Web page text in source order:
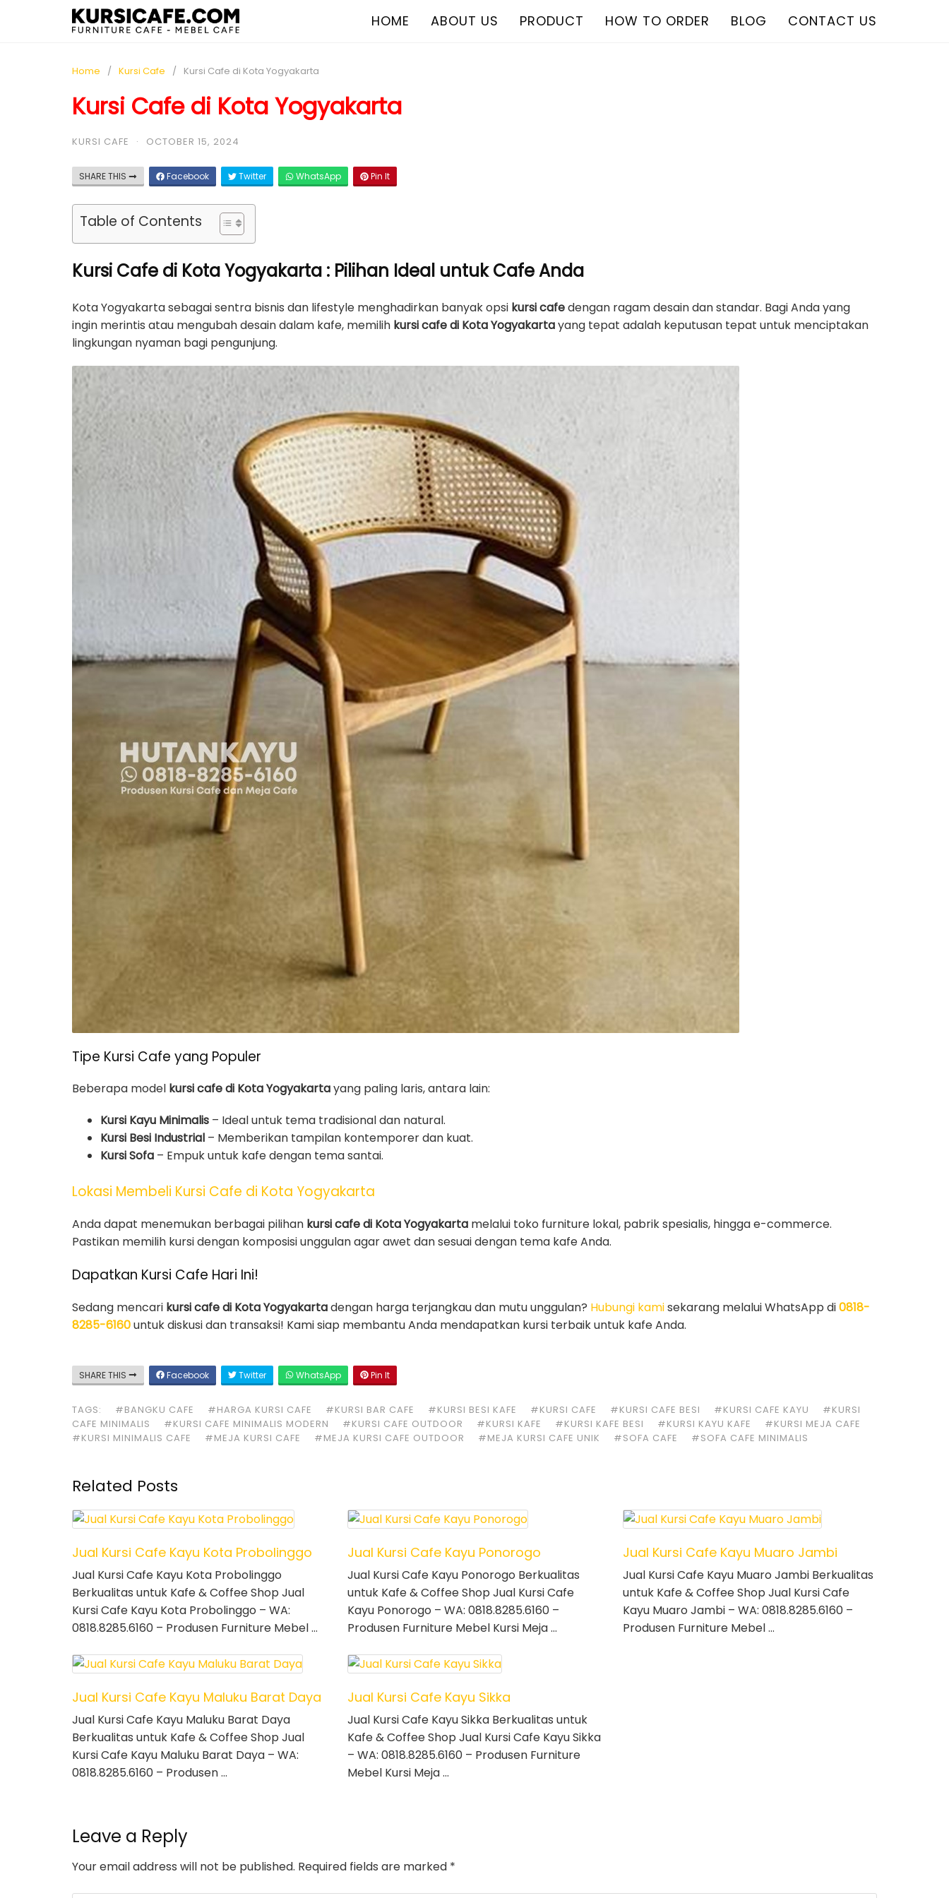
HOME ABOUT US PRODUCT HOW TO ORDER BLOG CONTACT US
Home Kursi Cafe Kursi Cafe di Kota Yogyakarta
Kursi Cafe di Kota Yogyakarta
KURSI CAFE · OCTOBER 15, 2024
SHARE THIS Facebook Twitter WhatsApp Pin It
Table of Contents
Kursi Cafe di Kota Yogyakarta : Pilihan Ideal untuk Cafe Anda
Kota Yogyakarta sebagai sentra bisnis dan lifestyle menghadirkan banyak opsi kursi cafedengan ragam desain dan standar. Bagi Anda yang
ingin merintis atau mengubah desain dalam kafe, memilih kursi cafe di Kota Yogyakartayang tepat adalah keputusan tepat untuk menciptakan
lingkungan nyaman bagi pengunjung.
Tipe Kursi Cafe yang Populer
Beberapa model kursi cafe di Kota Yogyakartayang paling laris, antara lain:
Kursi Kayu Minimalis – Ideal untuk tema tradisional dan natural.
Kursi Besi Industrial – Memberikan tampilan kontemporer dan kuat.
Kursi Sofa – Empuk untuk kafe dengan tema santai.
Lokasi Membeli Kursi Cafe di Kota Yogyakarta
Anda dapat menemukan berbagai pilihan kursi cafe di Kota Yogyakarta melalui toko furniture lokal, pabrik spesialis, hingga e-commerce.
Pastikan memilih kursi dengan komposisi unggulan agar awet dan sesuai dengan tema kafe Anda.
Dapatkan Kursi Cafe Hari Ini!
Sedang mencari kursi cafe di Kota Yogyakartadengan harga terjangkau dan mutu unggulan? Hubungi kamisekarang melalui WhatsApp di0818-
8285-6160untuk diskusi dan transaksi! Kami siap membantu Anda mendapatkan kursi terbaik untuk kafe Anda.
SHARE THIS Facebook Twitter WhatsApp Pin It
TAGS: #BANGKU CAFE #HARGA KURSI CAFE #KURSI BAR CAFE #KURSI BESI KAFE #KURSI CAFE #KURSI CAFE BESI #KURSI CAFE KAYU
#KURSI
CAFE MINIMALIS
#KURSI CAFE MINIMALIS MODERN #KURSI CAFE OUTDOOR #KURSI KAFE #KURSI KAFE BESI #KURSI KAYU KAFE
#KURSI MEJA CAFE
#KURSI MINIMALIS CAFE
#MEJA KURSI CAFE #MEJA KURSI CAFE OUTDOOR #MEJA KURSI CAFE UNIK #SOFA CAFE #SOFA CAFE MINIMALIS
Related Posts
Jual Kursi Cafe Kayu Kota Probolinggo
Jual Kursi Cafe Kayu Kota Probolinggo
Berkualitas untuk Kafe & Coffee Shop Jual
Kursi Cafe Kayu Kota Probolinggo – WA:
0818.8285.6160 – Produsen Furniture Mebel …
Jual Kursi Cafe Kayu Ponorogo
Jual Kursi Cafe Kayu Ponorogo Berkualitas
untuk Kafe & Coffee Shop Jual Kursi Cafe
Kayu Ponorogo – WA: 0818.8285.6160 –
Produsen Furniture Mebel Kursi Meja …
Jual Kursi Cafe Kayu Muaro Jambi
Jual Kursi Cafe Kayu Muaro Jambi Berkualitas
untuk Kafe & Coffee Shop Jual Kursi Cafe
Kayu Muaro Jambi – WA: 0818.8285.6160 –
Produsen Furniture Mebel …
Jual Kursi Cafe Kayu Maluku Barat Daya
Jual Kursi Cafe Kayu Maluku Barat Daya
Berkualitas untuk Kafe & Coffee Shop Jual
Kursi Cafe Kayu Maluku Barat Daya – WA:
0818.8285.6160 – Produsen …
Jual Kursi Cafe Kayu Sikka
Jual Kursi Cafe Kayu Sikka Berkualitas untuk
Kafe & Coffee Shop Jual Kursi Cafe Kayu Sikka
– WA: 0818.8285.6160 – Produsen Furniture
Mebel Kursi Meja …
Leave a Reply
Your email address will not be published. Required fields are marked *